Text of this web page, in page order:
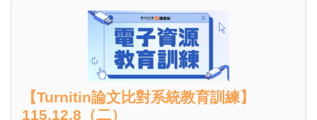
【Turnitin論文比對系統教育訓練】
115.12.8（二）